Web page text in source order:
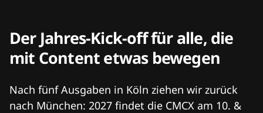
Der Jahres-Kick-off für alle, die
mit Content etwas bewegen
Nach fünf Ausgaben in Köln ziehen wir zurück
nach München: 2027 findet die CMCX am 10. &